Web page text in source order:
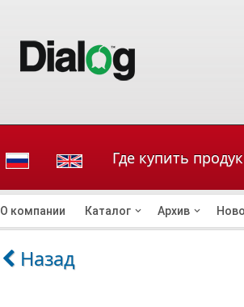
Где купить
О компании Каталог Архив
Назад